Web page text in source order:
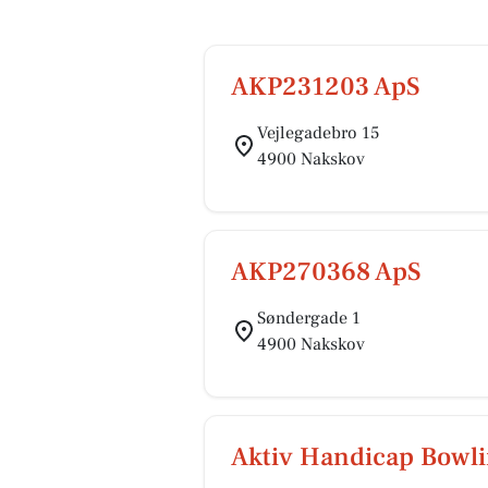
AKP231203 ApS
Vejlegadebro 15
4900 Nakskov
AKP270368 ApS
Søndergade 1
4900 Nakskov
Aktiv Handicap